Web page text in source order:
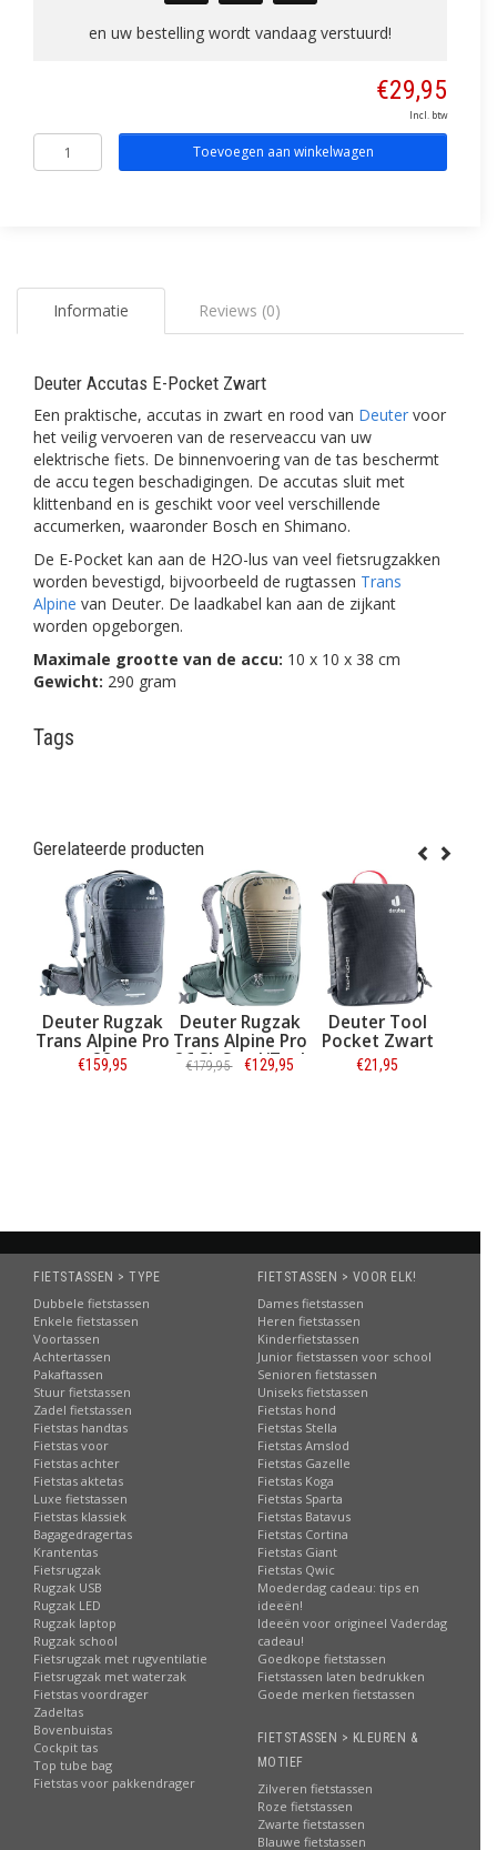
en uw bestelling wordt vandaag verstuurd!
€29,95
Incl. btw
Toevoegen aan winkelwagen
Informatie Reviews (0)
Deuter Accutas E-Pocket Zwart
Een praktische, accutas in zwart en rood van Deuter voor
het veilig vervoeren van de reserveaccu van uw
elektrische fiets. De binnenvoering van de tas beschermt
de accu tegen beschadigingen. De accutas sluit met
klittenband en is geschikt voor veel verschillende
accumerken, waaronder Bosch en Shimano.
De E-Pocket kan aan de H2O-lus van veel fietsrugzakken
worden bevestigd, bijvoorbeeld de rugtassen Trans
Alpine van Deuter. De laadkabel kan aan de zijkant
worden opgeborgen.
Maximale grootte van de accu: 10 x 10 x 38 cm
Gewicht: 290 gram
Tags
Gerelateerde producten
Deuter Rugzak
Alpine Pro
Black/Graphite
€159,95
Deuter Rugzak
Trans Alpine Pro
26 SL Sand/Teal
€179,95 €129,95
Deuter Tool
Pocket Zwart
€21,95
Deuter
Flask II
FIETSTASSEN > TYPE
Dubbele fietstassen
Enkele fietstassen
Voortassen
Achtertassen
Pakaftassen
Stuur fietstassen
Zadel fietstassen
Fietstas handtas
Fietstas voor
Fietstas achter
Fietstas aktetas
Luxe fietstassen
Fietstas klassiek
Bagagedragertas
Krantentas
Fietsrugzak
Rugzak USB
Rugzak LED
Rugzak laptop
Rugzak school
Fietsrugzak met rugventilatie
Fietsrugzak met waterzak
Fietstas voordrager
Zadeltas
Bovenbuistas
Cockpit tas
Top tube bag
Fietstas voor pakkendrager
FIETSTASSEN > VOOR ELK!
Dames fietstassen
Heren fietstassen
Kinderfietstassen
Junior fietstassen voor school
Senioren fietstassen
Uniseks fietstassen
Fietstas hond
Fietstas Stella
Fietstas Amslod
Fietstas Gazelle
Fietstas Koga
Fietstas Sparta
Fietstas Batavus
Fietstas Cortina
Fietstas Giant
Fietstas Qwic
Moederdag cadeau: tips en
ideeën!
Ideeën voor origineel Vaderdag
cadeau!
Goedkope fietstassen
Fietstassen laten bedrukken
Goede merken fietstassen
FIETSTASSEN > KLEUREN &
MOTIEF
Zilveren fietstassen
Roze fietstassen
Zwarte fietstassen
Blauwe fietstassen